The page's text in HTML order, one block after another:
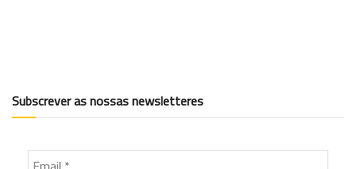
Subscrever as nossas newsletteres